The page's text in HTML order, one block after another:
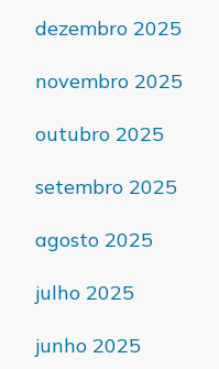
dezembro 2025
novembro 2025
outubro 2025
setembro 2025
agosto 2025
julho 2025
junho 2025